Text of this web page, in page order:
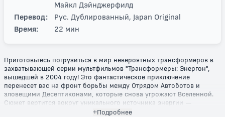
Майкл Дэйнджерфилд
Перевод:
Рус. Дублированный, Japan Original
Время:
22 мин
Приготовьтесь погрузиться в мир невероятных трансформеров в
захватывающей серии мультфильмов "Трансформеры: Энергон",
вышедшей в 2004 году! Это фантастическое приключение
перенесет вас на фронт борьбы между Отрядом Автоботов и
зловещими Десептиконами, которые снова угрожают Вселенной.
Сюжет вертится вокруг уникального источника энергии —
Энергона, который может стать ключом к победе или же привести
Подробнее